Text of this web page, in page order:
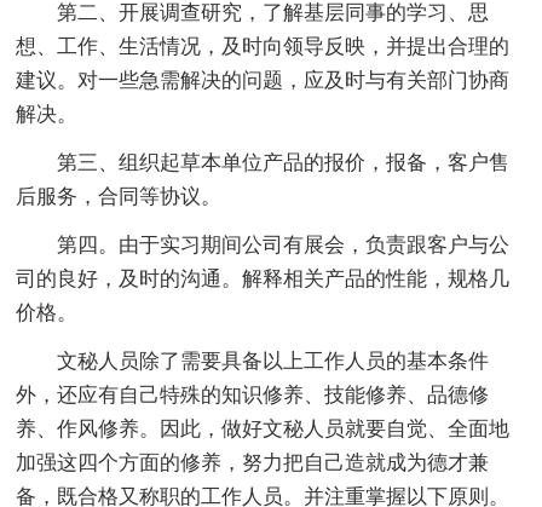
第二、开展调查研究，了解基层同事的学习、思
想、工作、生活情况，及时向领导反映，并提出合理的
建议。对一些急需解决的问题，应及时与有关部门协商
解决。
第三、组织起草本单位产品的报价，报备，客户售
后服务，合同等协议。
第四。由于实习期间公司有展会，负责跟客户与公
司的良好，及时的沟通。解释相关产品的性能，规格几
价格。
文秘人员除了需要具备以上工作人员的基本条件
外，还应有自己特殊的知识修养、技能修养、品德修
养、作风修养。因此，做好文秘人员就要自觉、全面地
加强这四个方面的修养，努力把自己造就成为德才兼
备，既合格又称职的工作人员。并注重掌握以下原则。